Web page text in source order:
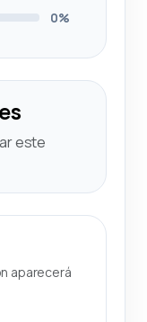
0%
este
aparecerá